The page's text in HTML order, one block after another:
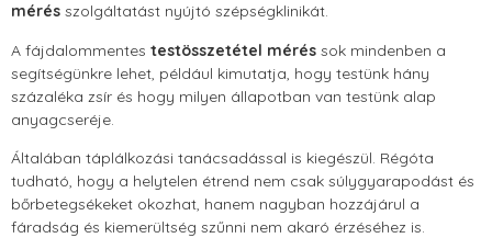
mérés szolgáltatást nyújtó szépségklinikát.
A fájdalommentes testösszetétel mérés sok mindenben a
segítségünkre lehet, például kimutatja, hogy testünk hány
százaléka zsír és hogy milyen állapotban van testünk alap
anyagcseréje.
Általában táplálkozási tanácsadással is kiegészül. Régóta
tudható, hogy a helytelen étrend nem csak súlygyarapodást és
bőrbetegsékeket okozhat, hanem nagyban hozzájárul a
fáradság és kiemerültség szűnni nem akaró érzéséhez is.